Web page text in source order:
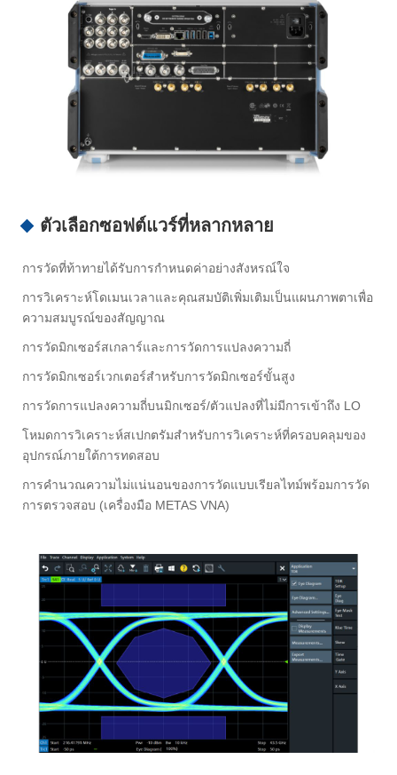
ตัวเลือกซอฟต์แวร์ที่หลากหลาย
การวัดที่ท้าทายได้รับการกำหนดค่าอย่างสังหรณ์ใจ
การวิเคราะห์โดเมนเวลาและคุณสมบัติเพิ่มเติมเป็นแผนภาพตาเพื่อ
ความสมบูรณ์ของสัญญาณ
การวัดมิกเซอร์สเกลาร์และการวัดการแปลงความถี่
การวัดมิกเซอร์เวกเตอร์สำหรับการวัดมิกเซอร์ขั้นสูง
การวัดการแปลงความถี่บนมิกเซอร์/ตัวแปลงที่ไม่มีการเข้าถึง LO
โหมดการวิเคราะห์สเปกตรัมสำหรับการวิเคราะห์ที่ครอบคลุมของ
อุปกรณ์ภายใต้การทดสอบ
การคำนวณความไม่แน่นอนของการวัดแบบเรียลไทม์พร้อมการวัด
การตรวจสอบ (เครื่องมือ METAS VNA)